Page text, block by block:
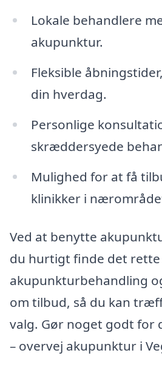
Lokale behandlere
akupunktur.
Fleksible
din hverdag.
Personlige
skræddersyede
Mulighed for at få
klinikker i
Ved at benytte
du hurtigt finde det
akupunkturbehandling
om tilbud, så du kan
valg. Gør noget godt for
– overvej akupunktur i